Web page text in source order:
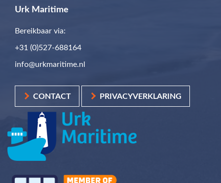
Urk Maritime
Bereikbaar via:
+31 (0)527-688164
info@urkmaritime.nl
CONTACT PRIVACYVERKLARING